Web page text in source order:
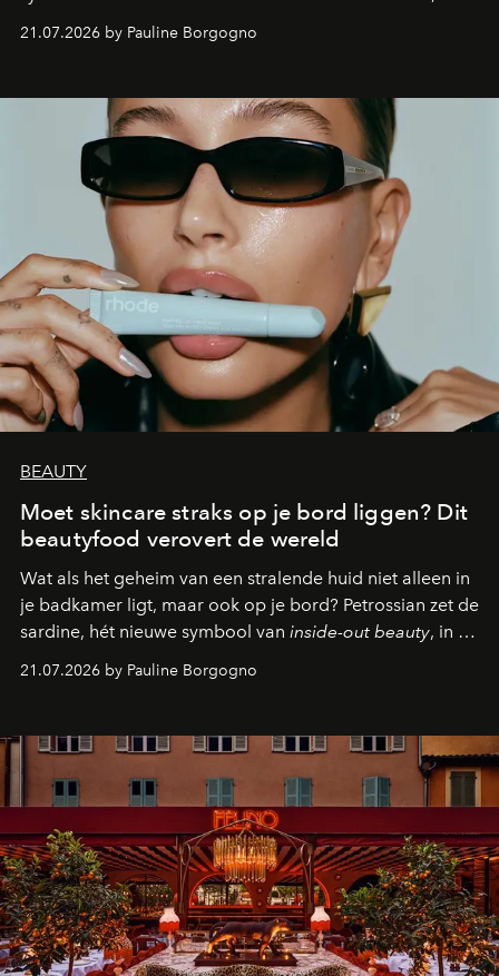
waarin zelfvertrouwen belangrijker is dan een overvloed
aan make-up.
21.07.2026 by Pauline Borgogno
BEAUTY
Moet skincare straks op je bord liggen? Dit
beautyfood verovert de wereld
Wat als het geheim van een stralende huid niet alleen in
je badkamer ligt, maar ook op je bord? Petrossian zet de
sardine, hét nieuwe symbool van inside-out beauty, in de
kijker met twee gastronomische creaties.
21.07.2026 by Pauline Borgogno